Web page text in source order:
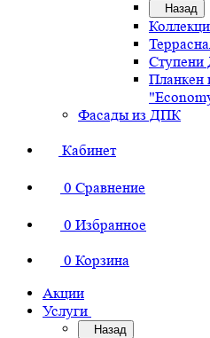
Назад
Планкен
Фасады из ДПК
Кабинет
0 Сравнение
0 Избранное
0 Корзина
Акции
Услуги
Назад